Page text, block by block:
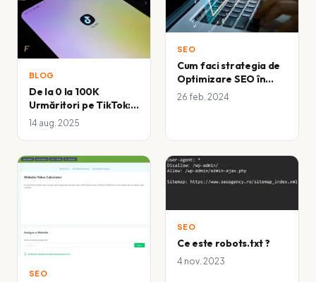
BLOG
De la 0 la 100K
Urmăritori pe TikTok:
Ce nu îți spune nimeni
despre creșterea
14 aug. 2025
SEO
Cum faci strategia de
Optimizare SEO în
2024 și cum să îți
26 feb. 2024
SEO
SEO
Ce este robots.txt ?
4 nov. 2023